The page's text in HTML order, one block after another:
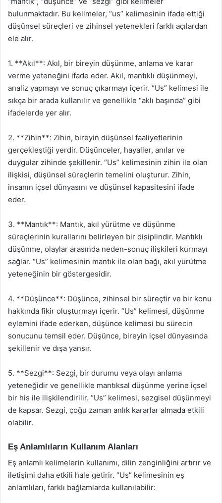
bulunmaktadır. Bu kelimeler, “us” kelimesinin ifade ettiği
düşünsel süreçleri ve zihinsel yetenekleri farklı açılardan
ele alır.
1. **Akıl**: Akıl, bir bireyin düşünme, anlama ve karar
verme yeteneğini ifade eder. Akıl, mantıklı düşünmeyi,
analiz yapmayı ve sonuç çıkarmayı içerir. “Us” kelimesi ile
sıkça bir arada kullanılır ve genellikle “aklı başında” gibi
ifadelerde yer alır.
2. **Zihin**: Zihin, bireyin düşünsel faaliyetlerinin
gerçekleştiği yerdir. Düşünceler, hayaller, anılar ve
duygular zihinde şekillenir. “Us” kelimesinin zihin ile olan
ilişkisi, düşünsel süreçlerin temelini oluşturur. Zihin,
insanın içsel dünyasını ve düşünsel kapasitesini ifade
eder.
3. **Mantık**: Mantık, akıl yürütme ve düşünme
süreçlerinin kurallarını belirleyen bir disiplindir. Mantıklı
düşünme, olaylar arasında neden-sonuç ilişkileri kurmayı
sağlar. “Us” kelimesinin mantık ile olan bağı, akıl yürütme
yeteneğinin bir göstergesidir.
4. **Düşünce**: Düşünce, zihinsel bir süreçtir ve bir konu
hakkında fikir oluşturmayı içerir. “Us” kelimesi, düşünme
eylemini ifade ederken, düşünce kelimesi bu sürecin
sonucunu temsil eder. Düşünce, bireyin içsel dünyasında
şekillenir ve dışa yansır.
5. **Sezgi**: Sezgi, bir durumu veya olayı anlama
yeteneğidir ve genellikle mantıksal düşünme yerine içsel
bir his ile ilişkilendirilir. “Us” kelimesi, sezgisel düşünmeyi
de kapsar. Sezgi, çoğu zaman anlık kararlar almada etkili
olabilir.
Eş Anlamlıların Kullanım Alanları
Eş anlamlı kelimelerin kullanımı, dilin zenginliğini artırır ve
iletişimi daha etkili hale getirir. “Us” kelimesinin eş
anlamlıları, farklı bağlamlarda kullanılabilir: